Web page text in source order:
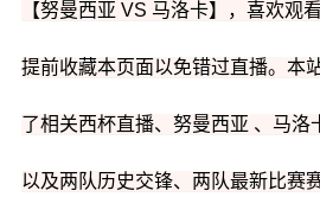
【努曼西亚 VS 马洛卡】，喜欢观
提前收藏本页面以免错过直播。本
了相关西杯直播、努曼西亚 、马洛
以及两队历史交锋、两队最新比赛